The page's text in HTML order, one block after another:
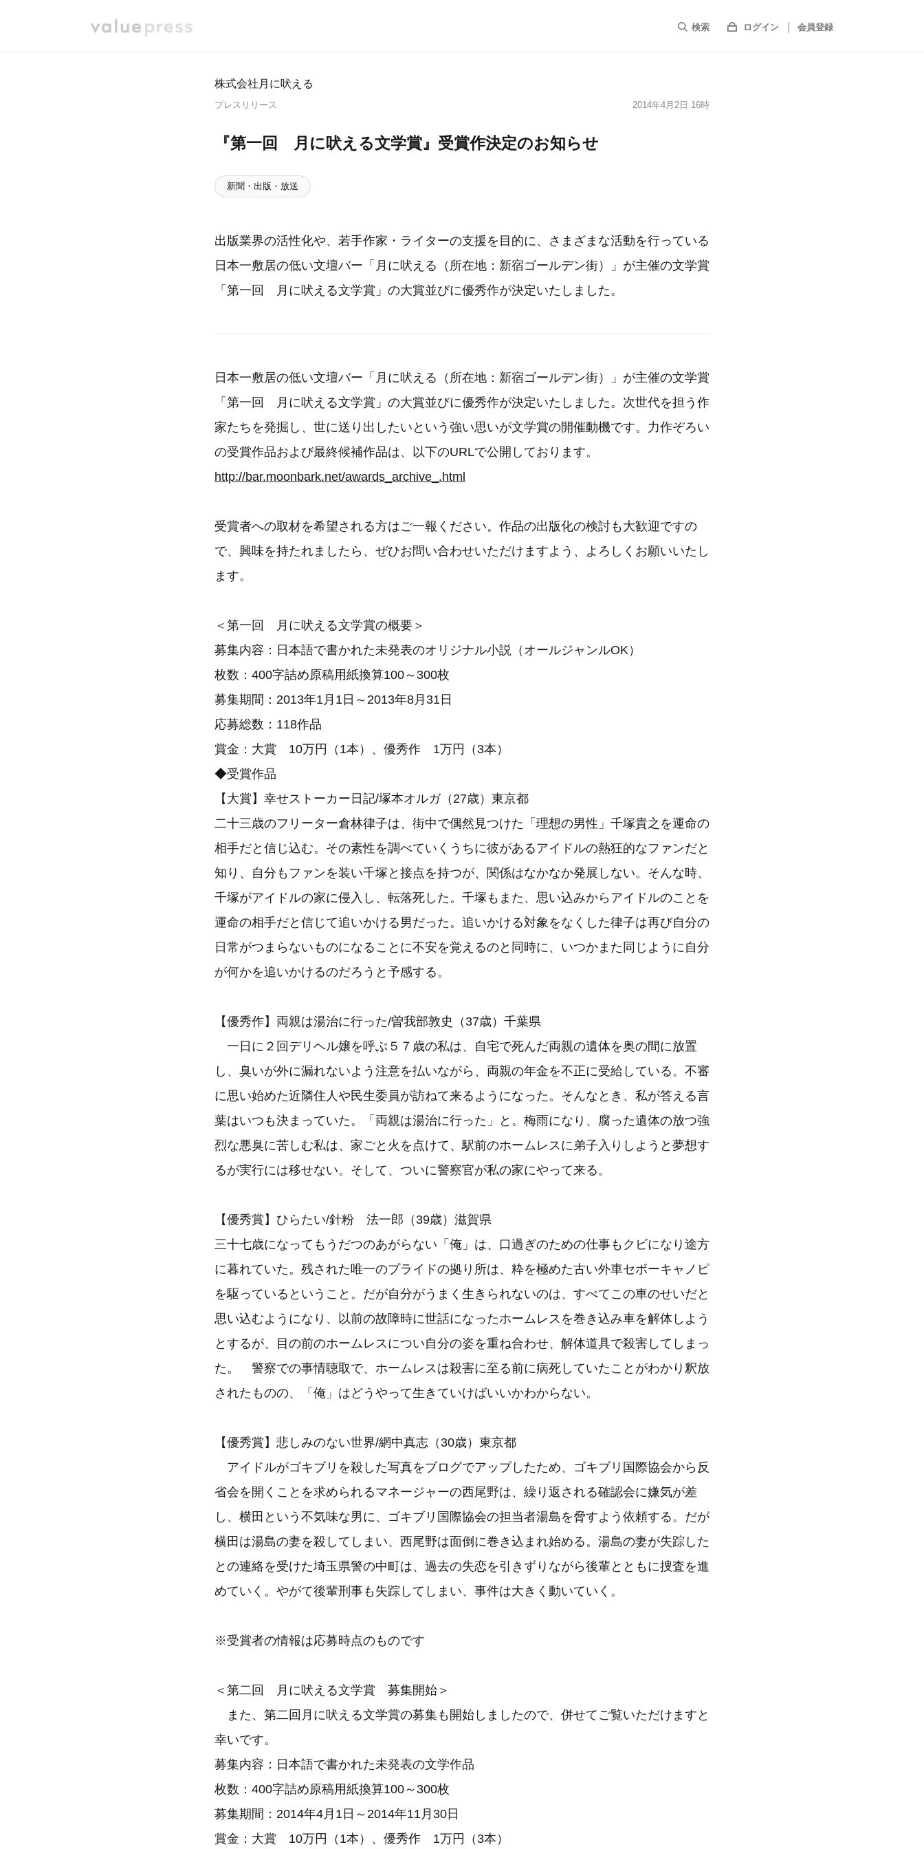
検索 ログイン 会員登録
株式会社月に吠える
プレスリリース 2014年4月2日 16時
『第一回 月に吠える文学賞』受賞作決定のお知らせ
新聞・出版・放送
出版業界の活性化や、若手作家・ライターの支援を目的に、さまざまな活動を行っている
日本一敷居の低い文壇バー「月に吠える（所在地：新宿ゴールデン街）」が主催の文学賞
「第一回 月に吠える文学賞」の大賞並びに優秀作が決定いたしました。
日本一敷居の低い文壇バー「月に吠える（所在地：新宿ゴールデン街）」が主催の文学賞
「第一回 月に吠える文学賞」の大賞並びに優秀作が決定いたしました。次世代を担う作
家たちを発掘し、世に送り出したいという強い思いが文学賞の開催動機です。力作ぞろい
の受賞作品および最終候補作品は、以下のURLで公開しております。
http://bar.moonbark.net/awards_archive_.html
受賞者への取材を希望される方はご一報ください。作品の出版化の検討も大歓迎ですの
で、興味を持たれましたら、ぜひお問い合わせいただけますよう、よろしくお願いいたし
ます。
＜第一回 月に吠える文学賞の概要＞
募集内容：日本語で書かれた未発表のオリジナル小説（オールジャンルOK）
枚数：400字詰め原稿用紙換算100～300枚
募集期間：2013年1月1日～2013年8月31日
応募総数：118作品
賞金：大賞 10万円（1本）、優秀作 1万円（3本）
◆受賞作品
【大賞】幸せストーカー日記/塚本オルガ（27歳）東京都
二十三歳のフリーター倉林律子は、街中で偶然見つけた「理想の男性」千塚貴之を運命の
相手だと信じ込む。その素性を調べていくうちに彼があるアイドルの熱狂的なファンだと
知り、自分もファンを装い千塚と接点を持つが、関係はなかなか発展しない。そんな時、
千塚がアイドルの家に侵入し、転落死した。千塚もまた、思い込みからアイドルのことを
運命の相手だと信じて追いかける男だった。追いかける対象をなくした律子は再び自分の
日常がつまらないものになることに不安を覚えるのと同時に、いつかまた同じように自分
が何かを追いかけるのだろうと予感する。
【優秀作】両親は湯治に行った/曽我部敦史（37歳）千葉県
一日に２回デリヘル嬢を呼ぶ５７歳の私は、自宅で死んだ両親の遺体を奥の間に放置
し、臭いが外に漏れないよう注意を払いながら、両親の年金を不正に受給している。不審
に思い始めた近隣住人や民生委員が訪ねて来るようになった。そんなとき、私が答える言
葉はいつも決まっていた。「両親は湯治に行った」と。梅雨になり、腐った遺体の放つ強
烈な悪臭に苦しむ私は、家ごと火を点けて、駅前のホームレスに弟子入りしようと夢想す
るが実行には移せない。そして、ついに警察官が私の家にやって来る。
【優秀賞】ひらたい/針粉 法一郎（39歳）滋賀県
三十七歳になってもうだつのあがらない「俺」は、口過ぎのための仕事もクビになり途方
に暮れていた。残された唯一のプライドの拠り所は、粋を極めた古い外車セボーキャノピ
を駆っているということ。だが自分がうまく生きられないのは、すべてこの車のせいだと
思い込むようになり、以前の故障時に世話になったホームレスを巻き込み車を解体しよう
とするが、目の前のホームレスについ自分の姿を重ね合わせ、解体道具で殺害してしまっ
た。 警察での事情聴取で、ホームレスは殺害に至る前に病死していたことがわかり釈放
されたものの、「俺」はどうやって生きていけばいいかわからない。
【優秀賞】悲しみのない世界/網中真志（30歳）東京都
アイドルがゴキブリを殺した写真をブログでアップしたため、ゴキブリ国際協会から反
省会を開くことを求められるマネージャーの西尾野は、繰り返される確認会に嫌気が差
し、横田という不気味な男に、ゴキブリ国際協会の担当者湯島を脅すよう依頼する。だが
横田は湯島の妻を殺してしまい、西尾野は面倒に巻き込まれ始める。湯島の妻が失踪した
との連絡を受けた埼玉県警の中町は、過去の失恋を引きずりながら後輩とともに捜査を進
めていく。やがて後輩刑事も失踪してしまい、事件は大きく動いていく。
※受賞者の情報は応募時点のものです
＜第二回 月に吠える文学賞 募集開始＞
また、第二回月に吠える文学賞の募集も開始しましたので、併せてご覧いただけますと
幸いです。
募集内容：日本語で書かれた未発表の文学作品
枚数：400字詰め原稿用紙換算100～300枚
募集期間：2014年4月1日～2014年11月30日
賞金：大賞 10万円（1本）、優秀作 1万円（3本）